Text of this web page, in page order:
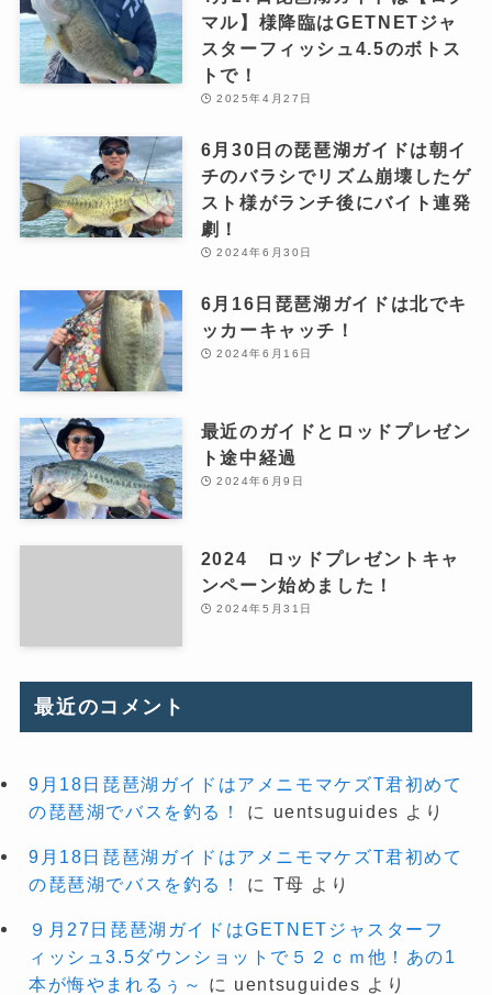
マル】様降臨はGETNETジャ
スターフィッシュ4.5のボトス
トで！
2025年4月27日
6月30日の琵琶湖ガイドは朝イ
チのバラシでリズム崩壊したゲ
スト様がランチ後にバイト連発
劇！
2024年6月30日
6月16日琵琶湖ガイドは北でキ
ッカーキャッチ！
2024年6月16日
最近のガイドとロッドプレゼン
ト途中経過
2024年6月9日
2024 ロッドプレゼントキャ
ンペーン始めました！
2024年5月31日
最近のコメント
9月18日琵琶湖ガイドはアメニモマケズT君初めて
の琵琶湖でバスを釣る！
に uentsuguides より
9月18日琵琶湖ガイドはアメニモマケズT君初めて
の琵琶湖でバスを釣る！
に T母 より
９月27日琵琶湖ガイドはGETNETジャスターフ
ィッシュ3.5ダウンショットで５２ｃｍ他！あの1
本が悔やまれるぅ～
に uentsuguides より